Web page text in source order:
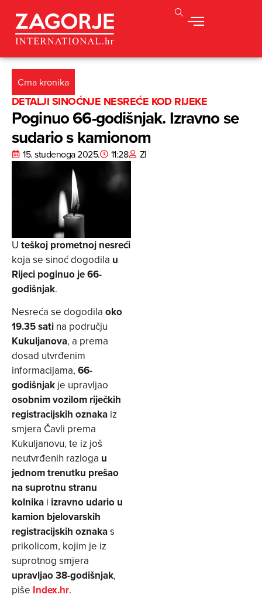
Crna kronika
DETALJI SINOĆNJE NESREĆE KOD RIJEKE
Poginuo 66-godišnjak. Izravno se
sudario s kamionom
15. studenoga 2025. 11:28 ZI
U teškoj prometnoj nesreći
koja se sinoć dogodila u
Rijeci poginuo je 66-
godišnjak.
Nesreća se dogodila oko
19.35 sati na području
Kukuljanova, a prema
dosad utvrđenim
informacijama, 66-
godišnjak je upravljao
osobnim vozilom riječkih
registracijskih oznaka iz
smjera Čavli prema
Kukuljanovu, te iz još
neutvrđenih razloga u
jednom trenutku prešao
na suprotnu stranu
kolnika i izravno udario u
kamion bjelovarskih
registracijskih oznakas
prikolicom, kojim je iz
suprotnog smjera
upravljao 38-godišnjak,
piše Index.hr.